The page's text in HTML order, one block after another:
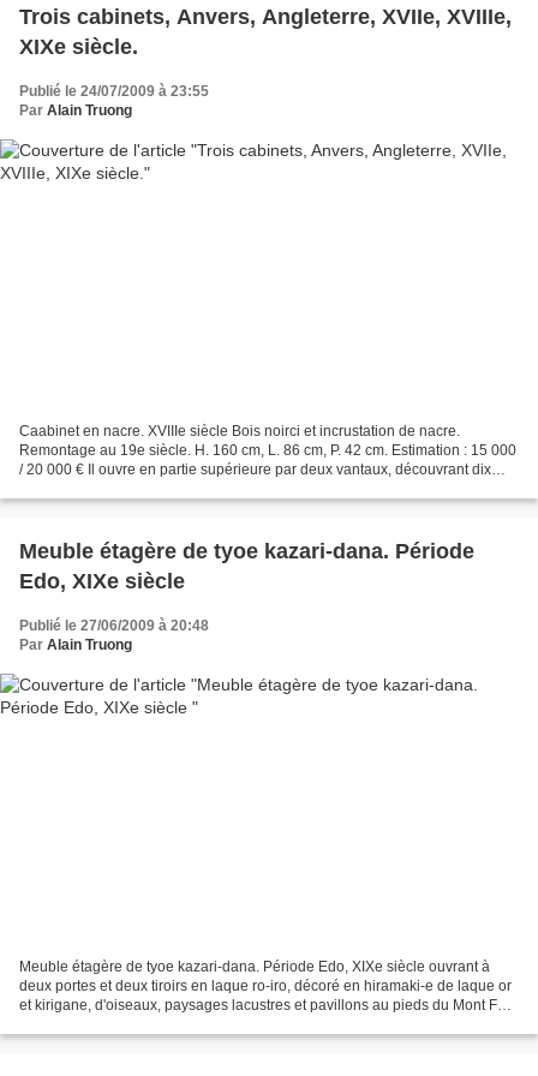
Trois cabinets, Anvers, Angleterre, XVIIe, XVIIIe,
XIXe siècle.
Publié le 24/07/2009 à 23:55
Par Alain Truong
Caabinet en nacre. XVIIIe siècle Bois noirci et incrustation de nacre.
Remontage au 19e siècle. H. 160 cm, L. 86 cm, P. 42 cm. Estimation : 15 000
/ 20 000 € Il ouvre en partie supérieure par deux vantaux, découvrant dix
Meuble étagère de tyoe kazari-dana. Période
Edo, XIXe siècle
Publié le 27/06/2009 à 20:48
Par Alain Truong
Meuble étagère de tyoe kazari-dana. Période Edo, XIXe siècle ouvrant à
deux portes et deux tiroirs en laque ro-iro, décoré en hiramaki-e de laque or
et kirigane, d'oiseaux, paysages lacustres et pavillons au pieds du Mont Fuji,